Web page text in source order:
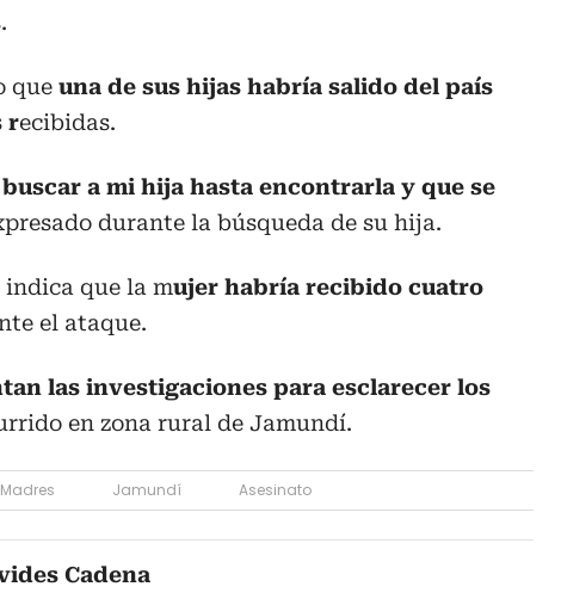
que una de sus hijas habría salido del país
recibidas.
a mi hija hasta encontrarla y que se
durante la búsqueda de su hija.
que la mujer habría recibido cuatro
el ataque.
las investigaciones para esclarecer los
en zona rural de Jamundí.
Madres Jamundí Asesinato
Cadena